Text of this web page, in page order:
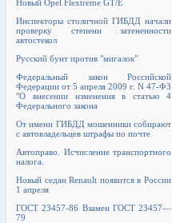
Новый Opel Flextreme GT/E
Инспекторы столичной ГИБДД начали
проверку степени затененности
автостекол
Русский бунт против "мигалок"
Федеральный закон Российской
Федерации от 5 апреля 2009 г. N 47-ФЗ
"О внесении изменения в статью 4
Федерального закона
От имени ГИБДД мошенники собирают
с автовладельцев штрафы по почте
Автоправо. Исчисление транспортного
налога.
Новый седан Renault появится в России
1 апреля
ГОСТ 23457-86 Взамен ГОСТ 23457—
79